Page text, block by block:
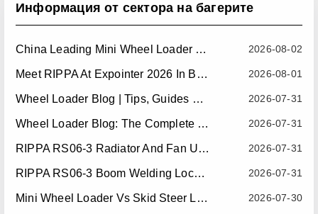
Информация от сектора на багерите
2026-08-02
China Leading Mini Wheel Loader Supplier: Reliable Compact Wheel Loaders For Global Markets
2026-08-01
Meet RIPPA At Expointer 2026 In Brazil
2026-07-31
Wheel Loader Blog | Tips, Guides & Attachments
2026-07-31
Wheel Loader Blog: The Complete Guide To Wheel Loaders For Construction, Agriculture, And Material Handling
2026-07-31
RIPPA RS06-3 Radiator And Fan Upgrade — Effective July 10, 2026
2026-07-31
RIPPA RS06-3 Boom Welding Locating Bar Optimization — Effective July 15, 2026
2026-07-30
Mini Wheel Loader Vs Skid Steer Loader: Which Compact Machine Is Better For Your Business?